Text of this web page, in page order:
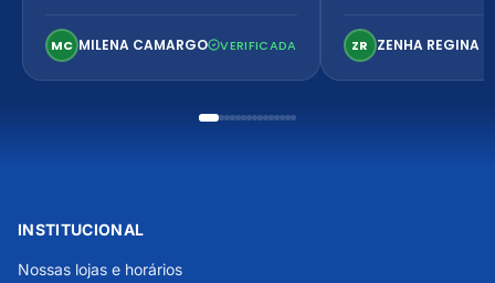
MC MILENA CAMARGO VERIFICADA
confortável. Perfeito!
ZR ZENHA REGINA
INSTITUCIONAL
Nossas lojas e horários